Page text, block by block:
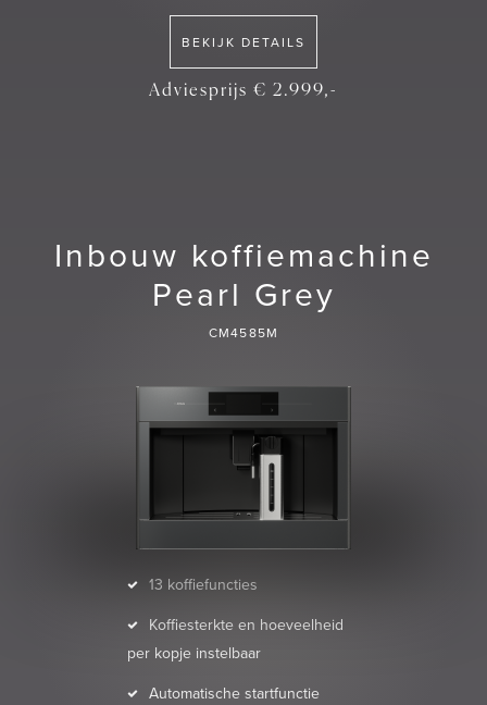
BEKIJK DETAILS
Adviesprijs € 2.999,-
Inbouw koffiemachine
Pearl Grey
CM4585M
13 koffiefuncties
Koffiesterkte en hoeveelheid
per kopje instelbaar
Automatische startfunctie